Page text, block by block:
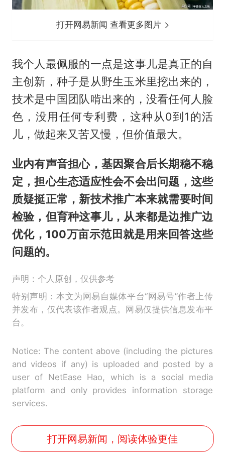
打开网易新闻 查看更多图片
我个人最佩服的一点是这事儿是真正的自
主创新，种子是从野生玉米里挖出来的，
技术是中国团队啃出来的，没看任何人脸
色，没用任何专利费，这种从0到1的活
儿，做起来又苦又慢，但价值最大。
业内有声音担心，基因聚合后长期稳不稳
定，担心生态适应性会不会出问题，这些
质疑挺正常，新技术推广本来就需要时间
检验，但育种这事儿，从来都是边推广边
优化，100万亩示范田就是用来回答这些
问题的。
声明：个人原创，仅供参考
特别声明：本文为网易自媒体平台“网易号”作者上传
并发布，仅代表该作者观点。网易仅提供信息发布平
台。
Notice: The content above (including the pictures
and videos if any) is uploaded and posted by a
user of NetEase Hao, which is a social media
platform and only provides information storage
services.
打开网易新闻，阅读体验更佳